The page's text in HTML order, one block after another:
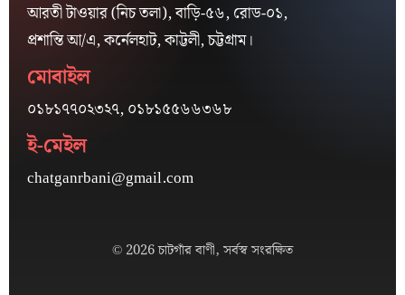
আরতী টাওয়ার (নিচ তলা), বাড়ি-৫৬, রোড-০১,
প্রশান্তি আ/এ, কর্নেলহাট, কাট্টলী, চট্টগ্রাম।
মোবাইল
০১৮১৭৭০২৩২৭, ০১৮১৫৫৬৬৩৬৮
ই-মেইল
chatganrbani@gmail.com
© 2026 চাটগাঁর বাণী, সর্বস্ব সংরক্ষিত